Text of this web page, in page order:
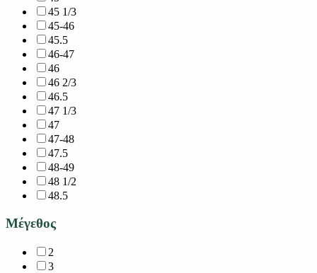
45 1/3
45-46
45.5
46-47
46
46 2/3
46.5
47 1/3
47
47-48
47.5
48-49
48 1/2
48.5
Μέγεθος
2
3